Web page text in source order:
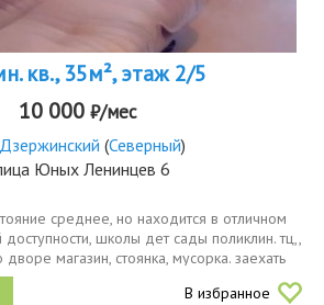
кв., 35м², этаж 2/5
10 000 ₽/мес
Дзержинский (Северный)
Юных Ленинцев 6
среднее, но находится в отличном
школы дет сады поликлин. тц,,
магазин, стоянка, мусорка. заехать
В избранное